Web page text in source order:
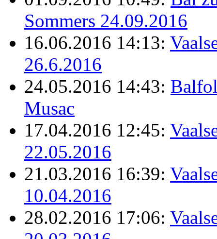
Sommers 24.09.2016
16.06.2016 14:13:
26.6.2016
24.05.2016 14:43:
Musac
17.04.2016 12:45:
22.05.2016
21.03.2016 16:39:
10.04.2016
28.02.2016 17:06: